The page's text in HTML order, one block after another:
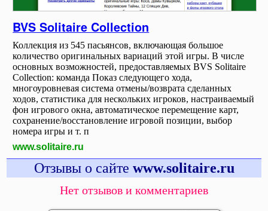
BVS Solitaire Collection
Коллекция из 545 пасьянсов, включающая большое
количество оригинальных вариаций этой игры. В числе
основных возможностей, предоставляемых BVS Solitaire
Collection: команда Показ следующего хода,
многоуровневая система отмены/возврата сделанных
ходов, статистика для нескольких игроков, настраиваемый
фон игрового окна, автоматическое перемещение карт,
сохранение/восстановление игровой позиции, выбор
номера игры и т. п
www.solitaire.ru
Отзывы о сайте www.solitaire.ru
Нет отзывов и комментариев